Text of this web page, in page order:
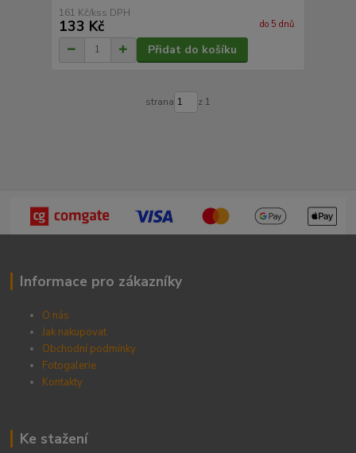
161 Kč/ks
133 Kč do 5 dnů
Přidat do košíku
strana z 1
Informace pro zákazníky
O nás
Jak nakupovat
Obchodní podmínky
Fotogalerie
Kontakty
Ke stažení